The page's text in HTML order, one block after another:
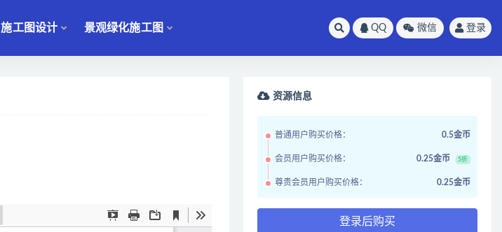
施工图设计 景观绿化施工图 QQ 微信 登录
资源信息
普通用户购买价格： 0.5金币
会员用户购买价格： 0.25金币 5折
尊贵会员用户购买价格： 0.25金币
登录后购买